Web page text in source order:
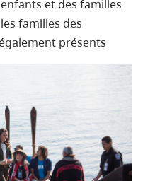
et des familles
familles des
présents